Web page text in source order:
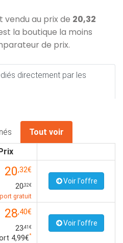
vendu au prix de 20,32
la boutique la moins
de prix.
directement par les
Tout voir
20,32€
20,32€
port gratuit
Voir l'offre
28,40€
23,41€
4,99€*
Voir l'offre